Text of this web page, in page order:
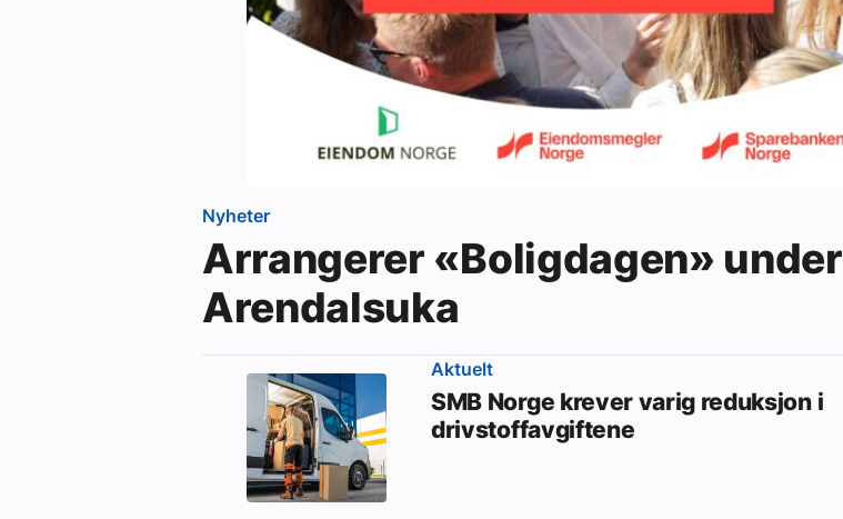
Nyheter
Arrangerer «Boligdagen» under
Arendalsuka
Aktuelt
SMB Norge krever varig reduksjon i
drivstoffavgiftene